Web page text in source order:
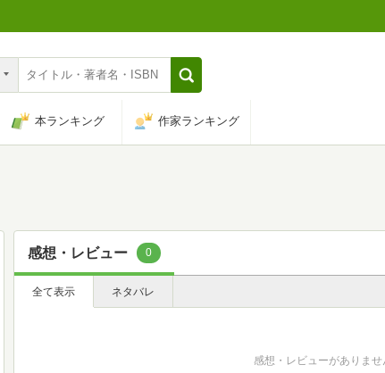
本ランキング 作家ランキング
感想・レビュー 0
全て表示 ネタバレ
感想・レビューがありませ